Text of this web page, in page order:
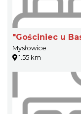
"Gościniec u
Mysłowice
1.55 km